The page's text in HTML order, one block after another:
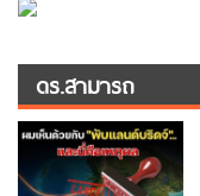
ดร.สามารถ